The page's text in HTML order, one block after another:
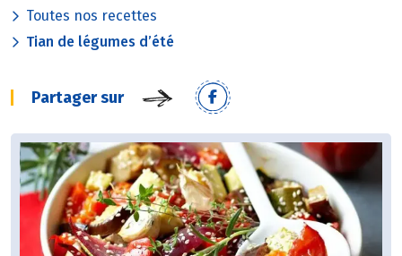
Toutes nos recettes
Tian de légumes d’été
Partager sur